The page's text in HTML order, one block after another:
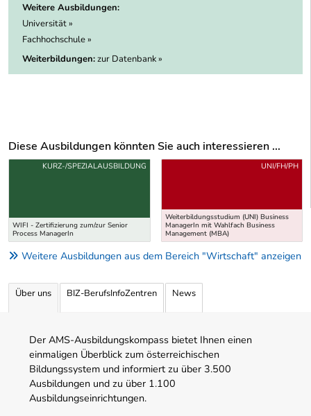
Weitere Ausbildungen:
Universität »
Fachhochschule »
Weiterbildungen:zur Datenbank »
Diese Ausbildungen könnten Sie auch interessieren ...
Uber weitere Ausbildungsvorschläge
WIFI - Zertifizierung zum/zur Senior
Process ManagerIn
KURZ-/SPEZIALAUSBILDUNG
Weiterbildungsstudium (UNI) Business
ManagerIn mit Wahlfach Business
Management (MBA)
UNI/FH/PH
Weitere Ausbildungen aus dem Bereich "Wirtschaft" anzeigen
Über uns BIZ-BerufsInfoZentren News
Der AMS-Ausbildungskompass bietet Ihnen einen
einmaligen Überblick zum österreichischen
Bildungssystem und informiert zu über 3.500
Ausbildungen und zu über 1.100
Ausbildungseinrichtungen.